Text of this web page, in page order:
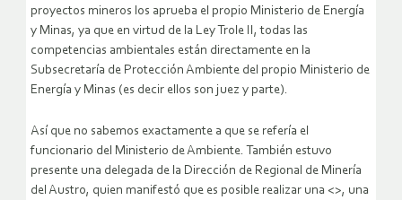
proyectos mineros los aprueba el propio Ministerio de Energía
y Minas, ya que en virtud de la Ley Trole II, todas las
competencias ambientales están directamente en la
Subsecretaría de Protección Ambiente del propio Ministerio de
Energía y Minas (es decir ellos son juez y parte).
Así que no sabemos exactamente a que se refería el
funcionario del Ministerio de Ambiente. También estuvo
presente una delegada de la Dirección de Regional de Minería
del Austro, quien manifestó que es posible realizar una <>, una